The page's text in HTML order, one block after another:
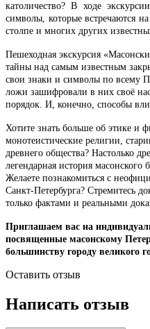
католичество? В ходе
символы, которые встречаются
столпе и многих других
Пешеходная экскурсия
тайны над самым известным
свои знаки и символы по всему
ложи зашифровали в них своё
порядок. И, конечно, способы
Хотите знать больше об этике и
монотеистические религии,
древнего общества? Настолько
легендарная история масонского
Желаете познакомиться с
Санкт-Петербурга? Стремитесь
только фактами и реальными
Приглашаем вас на
посвященные масонскому
большинству городу великого
Оставить отзыв
Написать отзыв